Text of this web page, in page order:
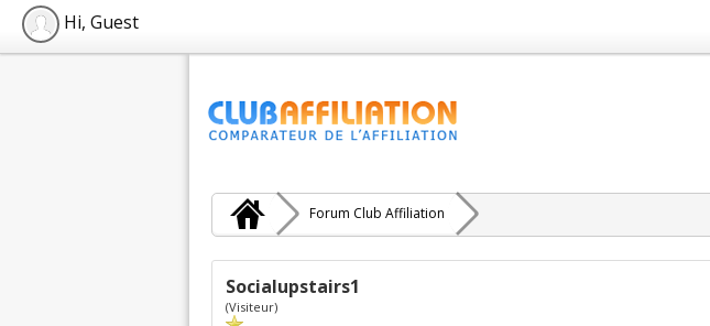
Hi, Guest
Forum Club Affiliation
Socialupstairs1
(Visiteur)